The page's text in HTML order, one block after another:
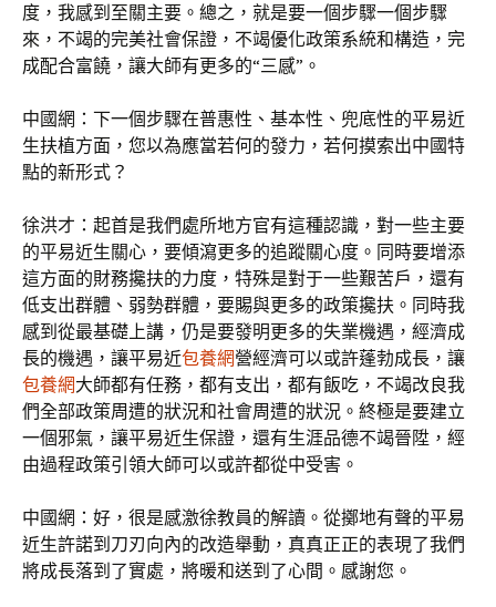
度，我感到至關主要。總之，就是要一個步驟一個步驟
來，不竭的完美社會保證，不竭優化政策系統和構造，完
成配合富饒，讓大師有更多的“三感”。
中國網：下一個步驟在普惠性、基本性、兜底性的平易近
生扶植方面，您以為應當若何的發力，若何摸索出中國特
點的新形式？
徐洪才：起首是我們處所地方官有這種認識，對一些主要
的平易近生關心，要傾瀉更多的追蹤關心度。同時要增添
這方面的財務攙扶的力度，特殊是對于一些艱苦戶，還有
低支出群體、弱勢群體，要賜與更多的政策攙扶。同時我
感到從最基礎上講，仍是要發明更多的失業機遇，經濟成
長的機遇，讓平易近包養網營經濟可以或許蓬勃成長，讓
包養網大師都有任務，都有支出，都有飯吃，不竭改良我
們全部政策周遭的狀況和社會周遭的狀況。終極是要建立
一個邪氣，讓平易近生保證，還有生涯品德不竭晉陞，經
由過程政策引領大師可以或許都從中受害。
中國網：好，很是感激徐教員的解讀。從擲地有聲的平易
近生許諾到刀刃向內的改造舉動，真真正正的表現了我們
將成長落到了實處，將暖和送到了心間。感謝您。